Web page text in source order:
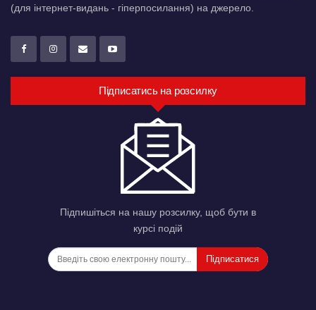
(для інтернет-видань - гіперпосилання) на джерело.
Підписатись на розсилку
Підпишіться на нашу розсилку, щоб бути в
курсі подій
Підписатися